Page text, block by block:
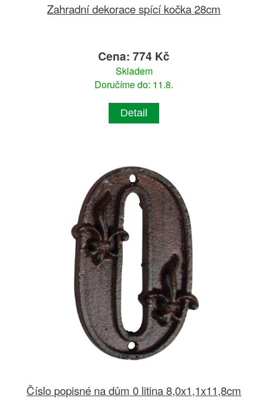
Zahradní dekorace spící kočka 28cm
Cena: 774 Kč
Skladem
Doručíme do: 11.8.
Detail
Číslo popisné na dům 0 litina 8,0x1,1x11,8cm